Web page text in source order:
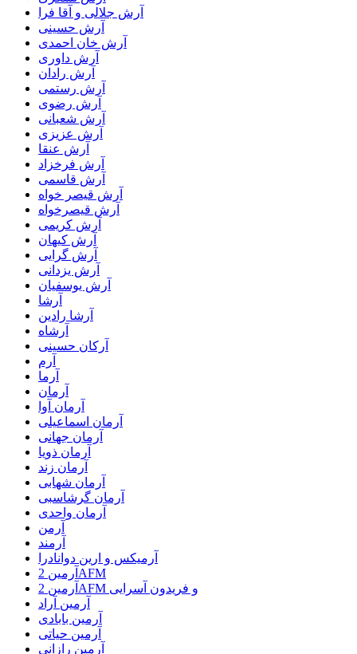
آرش جلالی و آقا فرا
آرش حسینی
آرش خان احمدی
آرش داوری
آرش رادان
آرش رستمى
آرش رضوی
آرش شعبانی
آرش عزیزی
آرش عنقا
آرش فرخزاد
آرش قاسمی
آرش قیصر خواه
آرش قیصرخواه
آرش کریمی
آرش کیهان
آرش گرایی
آرش یزدانی
آرش یوسفیان
آرشا
آرشا رادین
آرشاه
آرکان حسینی
آرم
آرما
آرمان
آرمان آوا
آرمان اسماعیلی
آرمان جهانی
آرمان ذویا
آرمان زند
آرمان شهابی
آرمان گرشاسبی
آرمان واحدی
آرمن
آرمند
آرمیکس و ارین دوانادرا
آرمین 2AFM
آرمین 2AFM و فریدون آسرایی
آرمین آراد
آرمین بابادی
آرمین حیاتی
آرمین رازانی